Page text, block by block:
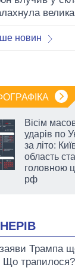
новин
Вісім
ударів по
за літо:
область
головною
рф